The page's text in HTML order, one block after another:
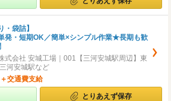
・袋詰】
発・短期OK／簡単×シンプル作業★長期も歓
式会社 安城工場｜001【三河安城駅周辺】東
河安城駅など
交通費支給
とりあえず保存